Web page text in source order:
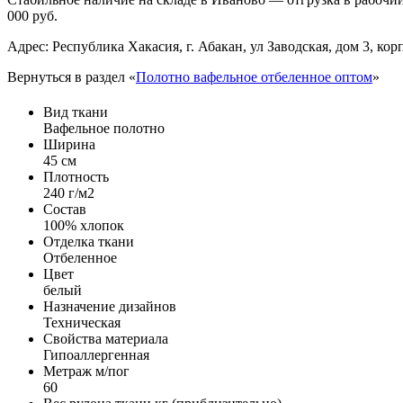
000 руб.
Адрес: Республика Хакасия, г. Абакан, ул Заводская, дом 3,
Вернуться в раздел «Полотно вафельное отбеленное оптом»
Вид ткани
Вафельное полотно
Ширина
45 см
Плотность
240 г/м2
Состав
100% хлопок
Отделка ткани
Отбеленное
Цвет
белый
Назначение дизайнов
Техническая
Свойства материала
Гипоаллергенная
Метраж м/пог
60